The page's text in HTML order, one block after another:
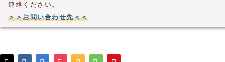
連絡ください。
＞＞お問い合わせ先＜＜